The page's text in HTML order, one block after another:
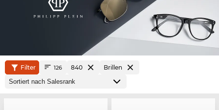
Filter 126 840 Brillen